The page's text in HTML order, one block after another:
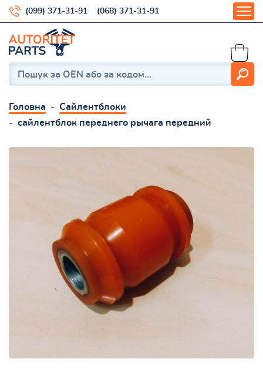
(099) 371-31-91 (068) 371-31-91
Головна
Сайлентблоки
сайлентблок переднего рычага передний